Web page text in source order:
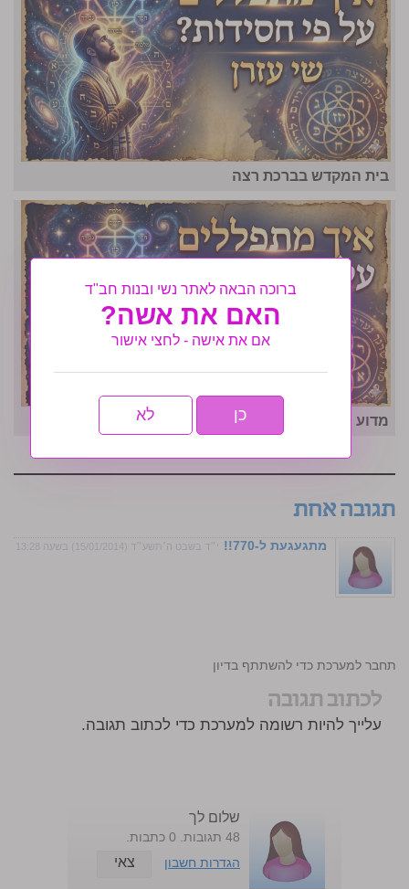
בית המקדש בברכת רצה
מדוע הישועה שלך מתעכבת?
תגובה אחת
מתגעגעת ל-770!! י״ד בשבט ה׳תשע״ד (15/01/2014) בשעה 13:28
התחבר למערכת כדי להשתתף בדיון
לכתוב תגובה
עלייך להיות רשומה למערכת כדי לכתוב תגובה.
שלום לך
48 תגובות. 0 כתבות.
הגדרות חשבון
צאי
ברוכה הבאה לאתר נשי ובנות חב"ד
האם את אשה?
אם את אישה - לחצי אישור
כן לא